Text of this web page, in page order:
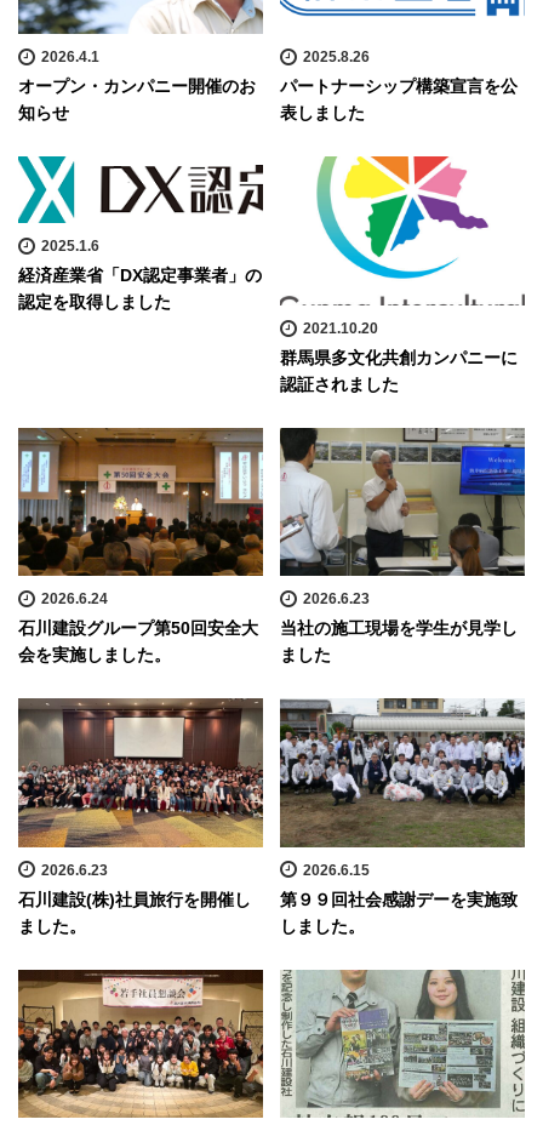
2026.4.1
オープン・カンパニー開催のお
知らせ
2025.8.26
パートナーシップ構築宣言を公
表しました
2025.1.6
経済産業省「DX認定事業者」の
認定を取得しました
2021.10.20
群馬県多文化共創カンパニーに
認証されました
2026.6.24
石川建設グループ第50回安全大
会を実施しました。
2026.6.23
当社の施工現場を学生が見学し
ました
2026.6.23
石川建設(株)社員旅行を開催し
ました。
2026.6.15
第９９回社会感謝デーを実施致
しました。